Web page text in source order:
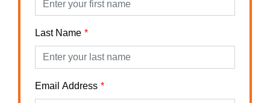
Last Name
Email Address